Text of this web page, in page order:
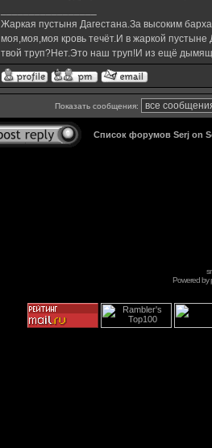
Жаркая пустыня Дагестана.За высоким
моя,моя,моя кровь течёт.И в жаркой
твой труп?Нет.Это наш труп!И из ещё
Показать сообщения:
Список форумов Serj on
Powered by